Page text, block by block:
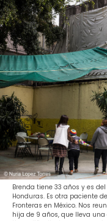
Brenda tiene 33 años y es
Honduras. Es otra paciente
Fronteras en México. Nos
hija de 9 años, que lleva